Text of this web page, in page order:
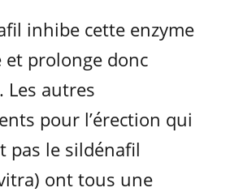
inhibe cette enzyme
et prolonge donc
Les autres
pour l’érection qui
pas le sildénafil
ont tous une